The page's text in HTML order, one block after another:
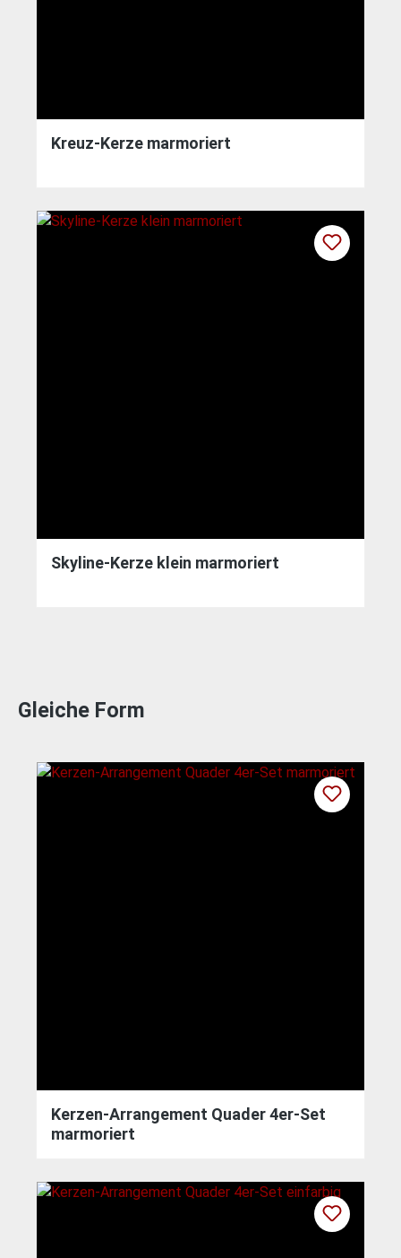
Kreuz-Kerze marmoriert
Skyline-Kerze klein marmoriert
Gleiche Form
Kerzen-Arrangement Quader 4er-Set
marmoriert